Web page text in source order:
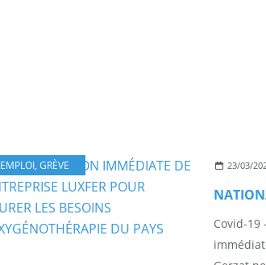
EMPLOI, GRÈVE 23/03/
Covid-19